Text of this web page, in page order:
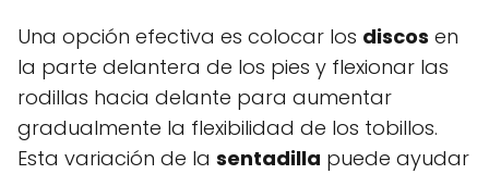
Una opción efectiva es colocar los discos en
la parte delantera de los pies y flexionar las
rodillas hacia delante para aumentar
gradualmente la flexibilidad de los tobillos.
Esta variación de la sentadilla puede ayudar